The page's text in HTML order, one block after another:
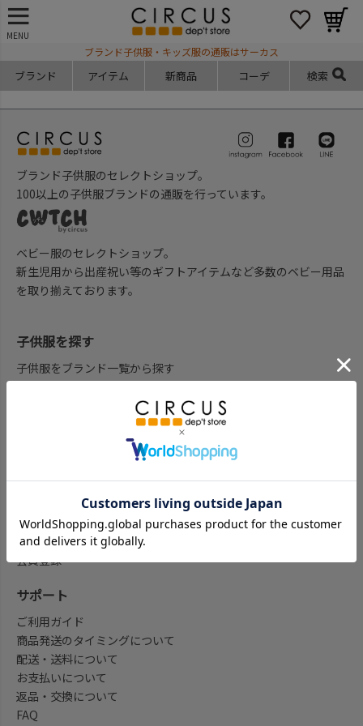
MENU
ブランド子供服・キッズ服の通販はサーカス
ブランド アイテム 新商品 コーデ 検索
ブランド子供服のセレクトショップ。
100以上の子供服ブランドの通販を行っています。
ベビー服のセレクトショップ。
新生児用から出産祝い等のギフトアイテムなど多数のベビー用品
を取り揃えております。
子供服を探す
子供服をブランド一覧から探す
ベビー服ギフト通販のCWTCH
セール
my focus(よみもの)
会員登録/マイページ
会員登録
サポート
ご利用ガイド
商品発送のタイミングについて
配送・送料について
お支払いについて
返品・交換について
FAQ